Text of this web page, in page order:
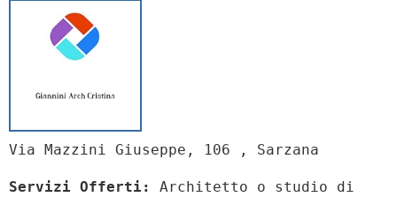
Via Mazzini Giuseppe, 106 , Sarzana
Servizi Offerti:
Architetto o studio di